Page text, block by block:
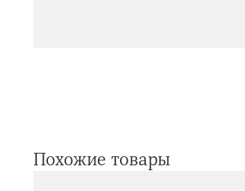
Похожие товары